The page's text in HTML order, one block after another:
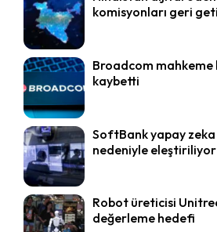
komisyonları geri
Broadcom mahkeme
kaybetti
SoftBank yapay zeka
nedeniyle eleştiriliyor
Robot üreticisi
değerleme hedefi